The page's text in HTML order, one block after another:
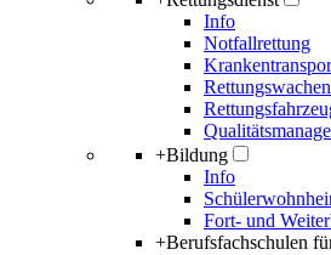
Info
Notfallrettung
Rettungswachen
+Bildung
Info
Fort- und
+Berufsfachschulen